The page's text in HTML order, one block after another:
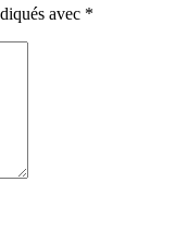
avec *